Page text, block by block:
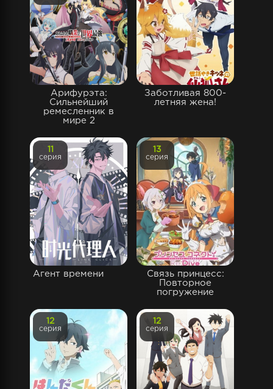
Арифурэта:
Сильнейший
ремесленник в
мире 2
Заботливая 800-
летняя жена!
Агент времени
11
серия
Связь принцесс:
Повторное
погружение
13
серия
12
серия
12
серия